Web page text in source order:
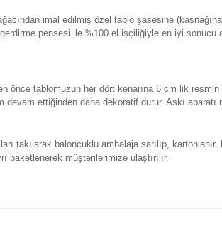
imal edilmiş özel tablo şasesine
pensesi ile %100 el işçiliğiyle en iyi sonucu
önce tablomuzun her dört kenarına 6 cm lik
devam ettiğinden daha dekoratif durur. Askı
takılarak baloncuklu ambalaja sarılıp,
paketlenerek müşterilerimize ulaştırılır.